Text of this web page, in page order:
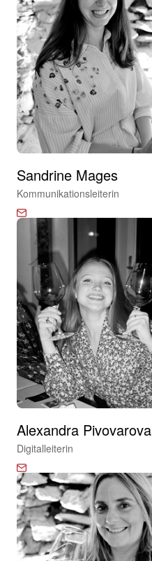
Sandrine Mages
Kommunikationsleiterin
Alexandra Pivovarova
Digitalleiterin